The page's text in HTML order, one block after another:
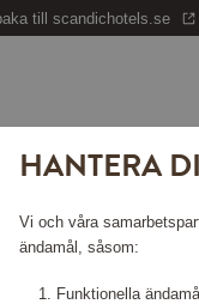
till scandichotels.se
HANTERA
Vi och våra
ändamål, såsom:
Funktionella